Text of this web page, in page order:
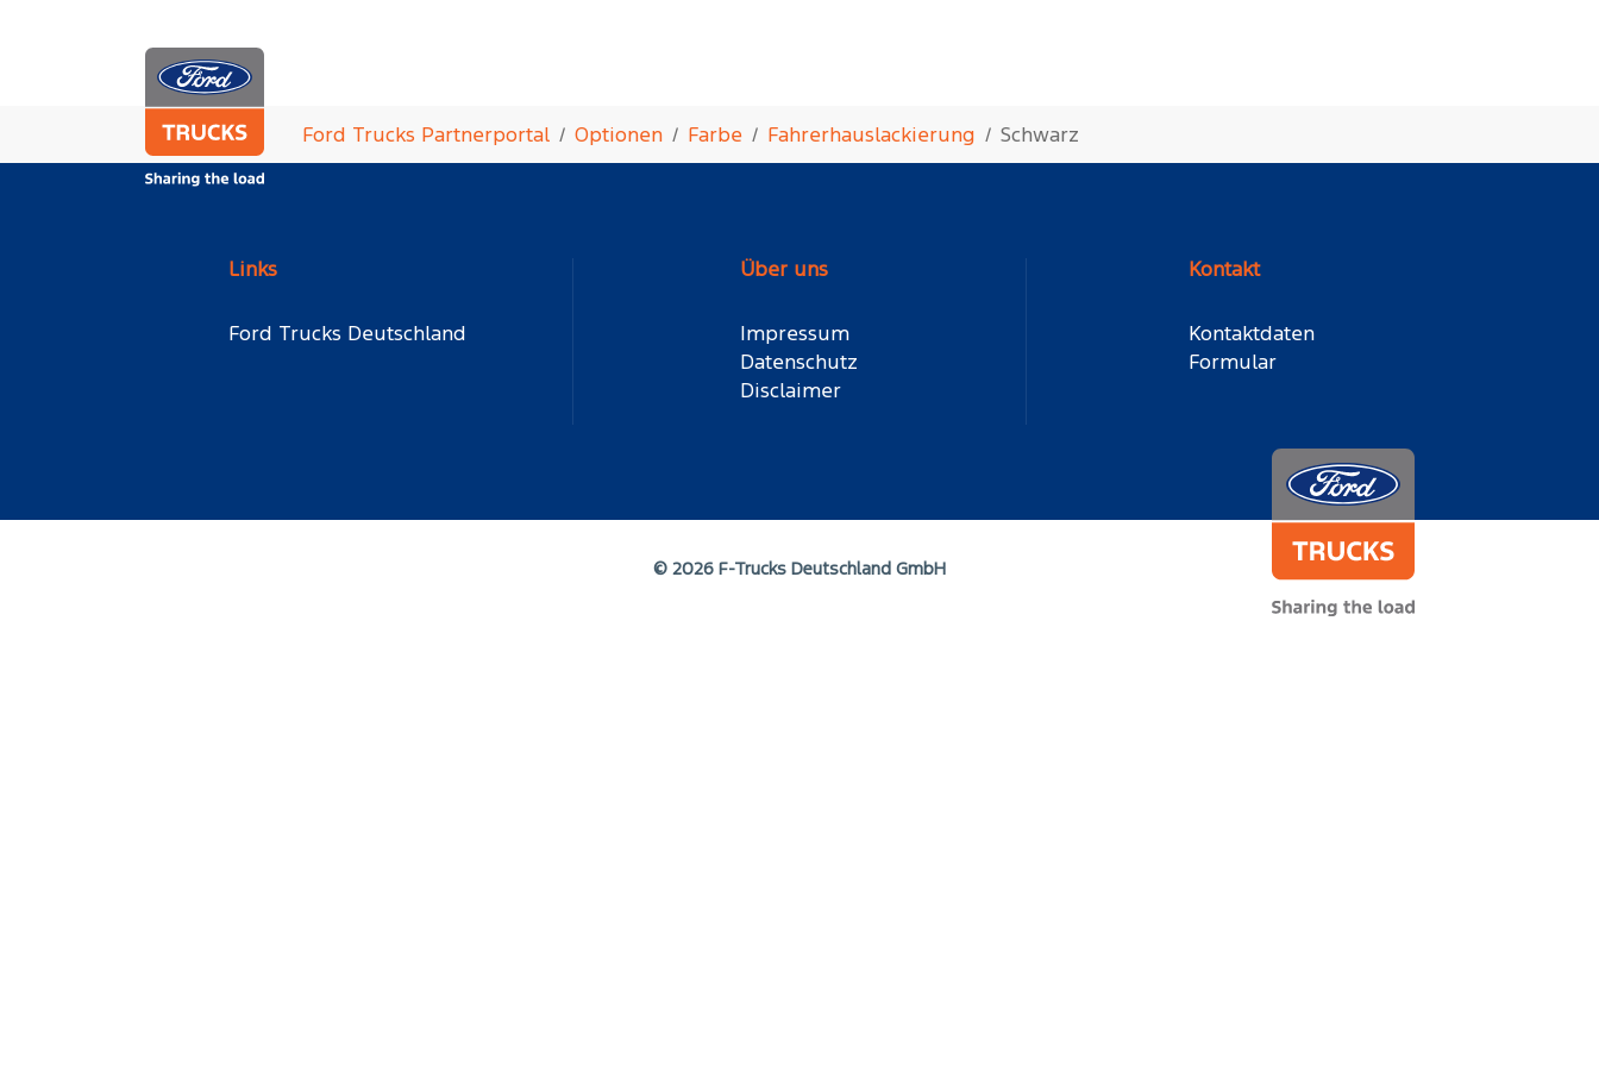
Zum Hauptinhalt springen
Sie sind hier:
Ford Trucks Partnerportal Optionen Farbe Fahrerhauslackierung Schwarz
Links
Ford Trucks Deutschland
Über uns
Impressum
Datenschutz
Disclaimer
Kontakt
Kontaktdaten
Formular
© 2026 F-Trucks Deutschland GmbH